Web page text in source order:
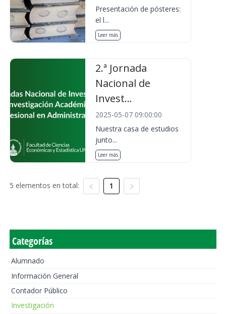
Presentación de pósteres:
el l...
Leer más
2.ª Jornada
Nacional de
Invest...
2025-05-07 09:00:00
Nuestra casa de estudios
junto...
Leer más
5 elementos en total: 1
Categorías
Alumnado
Información General
Contador Público
Investigación